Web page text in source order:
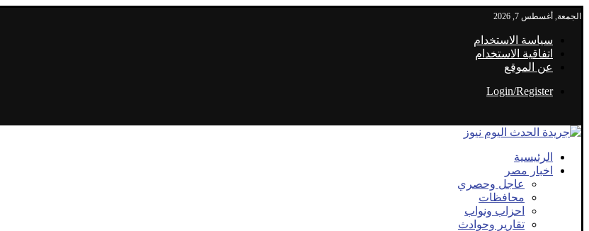
الجمعة, أغسطس 7, 2026
سياسة الاستخدام
اتفاقية الاستخدام
عن الموقع
Login/Register
الرئيسية
اخبار مصر
عاجل وحصري
محافظات
احزاب ونواب
تقارير وحوادث